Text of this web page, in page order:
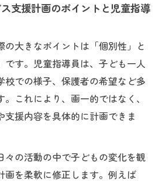
支援計画のポイントと児童指導
の大きなポイントは「個別性」と
です。児童指導員は、子ども一人
校での様子、保護者の希望など多
これにより、画一的ではなく、
支援内容を具体的に計画できま
々の活動の中で子どもの変化を観
画を柔軟に修正します。例えば